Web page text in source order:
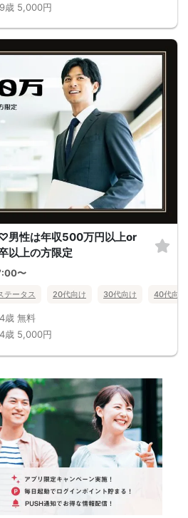
歳 5,000円
男性は年収500万円以上or
以上の方限定
〜
テータス 20代向け 30代向け 40代向け
歳 無料
歳 5,000円